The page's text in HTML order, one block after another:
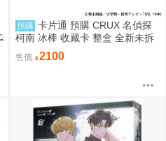
預購 卡片通 預購 CRUX 名偵探
柯南 冰棒 收藏卡 整盒 全新未拆
售價 2100